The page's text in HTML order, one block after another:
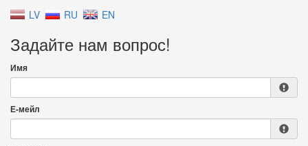
LV RU EN
Задайте нам вопрос!
Имя
Е-мейл